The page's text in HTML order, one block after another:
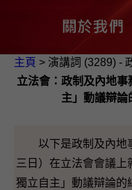
主頁 > 演講詞 (3289) -
立法會：政制及內地事
主」動議辯論
以下是政制及內地
三日）在立法會會議
獨立自主」動議辯論的